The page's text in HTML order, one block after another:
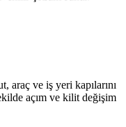
araç ve iş yeri kapılarını
açım ve kilit değişim